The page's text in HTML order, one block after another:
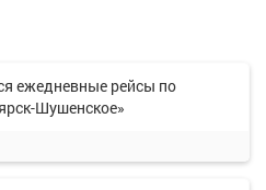
ежедневные рейсы по
Шушенское»